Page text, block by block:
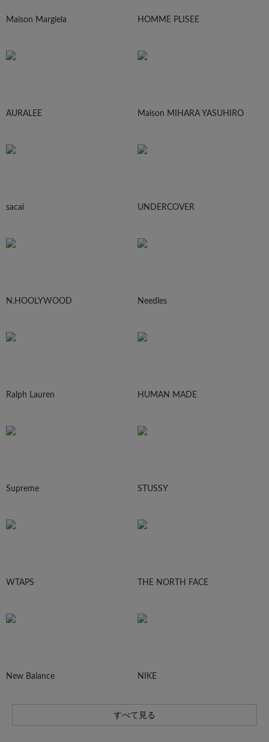
Maison Margiela HOMME PLISEE
AURALEE Maison MIHARA YASUHIRO
sacai UNDERCOVER
N.HOOLYWOOD Needles
Ralph Lauren HUMAN MADE
Supreme STUSSY
WTAPS THE NORTH FACE
New Balance NIKE
すべて見る